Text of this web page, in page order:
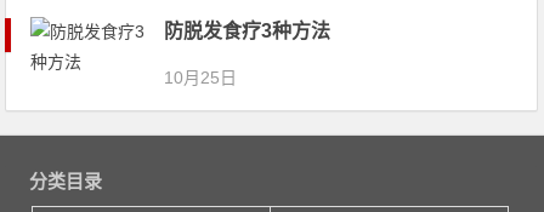
防脱发食疗3种方法
10月25日
分类目录